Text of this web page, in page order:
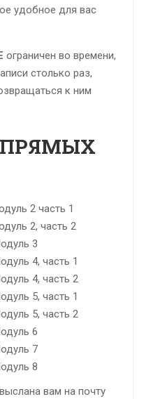
удобное для вас
ограничен во времени,
столько раз,
к ним
ПРЯМЫХ
2 часть 1
2, часть 2
3
4, часть 1
4, часть 2
5, часть 1
5, часть 2
6
7
8
вам на почту